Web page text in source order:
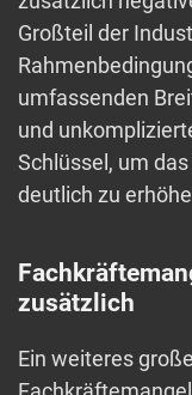
Großteil der
umfassenden
und
Schlüssel, um
deutlich zu
zusätzlich
Ein weiteres